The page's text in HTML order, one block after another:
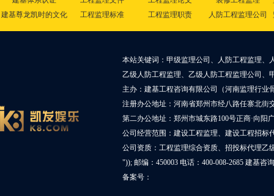
建基尊龙凯时的文化
工程监理标准
工程监理职责
人防工程监理公司
本站关键词：甲级监理公司、人防工程监理、
乙级人防工程监理、乙级人防工程监理公司、
主办：建基工程咨询有限公司（河南监理行业
注册办公地址：河南省郑州市经八路任寨北街
第二办公地址：郑州市城东路100号正商·向阳
公司经营范围：建设工程监理、建设工程招标
公司资质：工程监理综合资质、招投标代理乙
")); 邮编：450003 电话：400-008-2685 建基咨
备案号：